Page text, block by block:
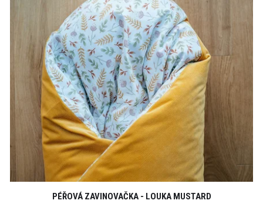
PÉŘOVÁ ZAVINOVAČKA - LOUKA MUSTARD